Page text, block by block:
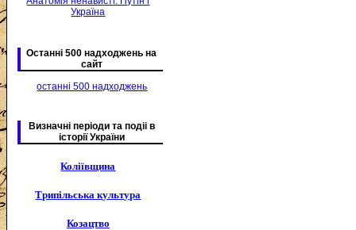
Україна
Останні 500 надходжень на
сайт
останні 500 надходжень
Визначні періоди та подіі в
історії України
Коліївщина
Трипільська культура
Козацтво